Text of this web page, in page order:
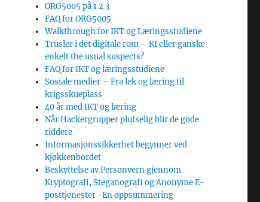
ORG5005 på 1 2 3
FAQ for ORG5005
Walkthrough for IKT og Læringsstudiene
Trusler i det digitale rom – KI eller ganske
enkelt the usual suspects?
FAQ for IKT og læringsstudiene
Sosiale medier – Fra lek og læring til
krigsskueplass
40 år med IKT og læring
Når Hackergrupper plutselig blir de gode
riddere
Informasjonssikkerhet begynner ved
kjøkkenbordet
Beskyttelse av Personvern gjennom
Kryptografi, Steganografi og Anonyme E-
posttjenester -En oppsummering